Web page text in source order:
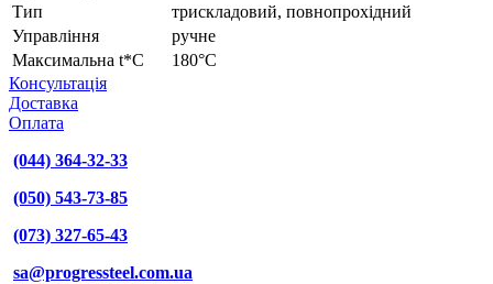
Тип
трискладовий, повнопрохідний
Управління
ручне
Максимальна t*C
180°С
Консультація
Доставка
Оплата
(044) 364-32-33
(050) 543-73-85
(073) 327-65-43
sa@progressteel.com.ua